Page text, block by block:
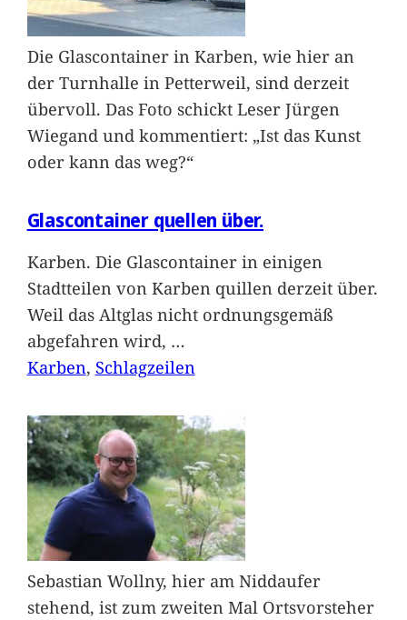
Die Glascontainer in Karben, wie hier an
der Turnhalle in Petterweil, sind derzeit
übervoll. Das Foto schickt Leser Jürgen
Wiegand und kommentiert: „Ist das Kunst
oder kann das weg?“
Glascontainer quellen über.
Karben. Die Glascontainer in einigen
Stadtteilen von Karben quillen derzeit über.
Weil das Altglas nicht ordnungsgemäß
abgefahren wird, …
Karben, Schlagzeilen
Sebastian Wollny, hier am Niddaufer
stehend, ist zum zweiten Mal Ortsvorsteher